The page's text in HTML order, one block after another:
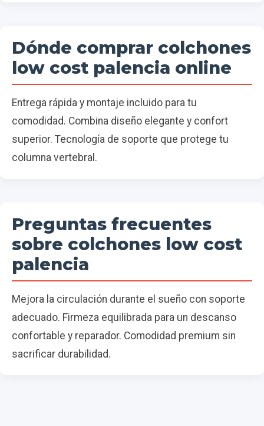
Dónde comprar colchones
low cost palencia online
Entrega rápida y montaje incluido para tu
comodidad. Combina diseño elegante y confort
superior. Tecnología de soporte que protege tu
columna vertebral.
Preguntas frecuentes
sobre colchones low cost
palencia
Mejora la circulación durante el sueño con soporte
adecuado. Firmeza equilibrada para un descanso
confortable y reparador. Comodidad premium sin
sacrificar durabilidad.